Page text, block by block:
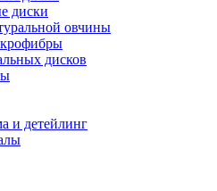
диски
овчины
дисков
и детейлинг